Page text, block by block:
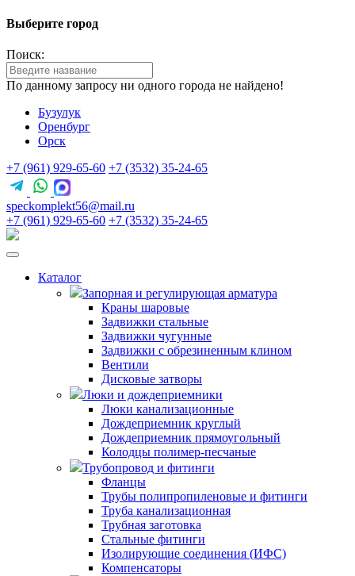
Выберите город
Поиск:
По данному запросу ни одного города не найдено!
Бузулук
Оренбург
Орск
+7 (961) 929-65-60 +7 (3532) 35-24-65
speckomplekt56@mail.ru
+7 (961) 929-65-60 +7 (3532) 35-24-65
Каталог
Запорная и регулирующая арматура
Краны шаровые
Задвижки стальные
Задвижки чугунные
Задвижки с обрезиненным клином
Вентили
Дисковые затворы
Люки и дождеприемники
Люки канализационные
Дождеприемник круглый
Дождеприемник прямоугольный
Колодцы полимер-песчаные
Трубопровод и фитинги
Фланцы
Трубы полипропиленовые и фитинги
Труба канализационная
Трубная заготовка
Стальные фитинги
Изолирующие соединения (ИФС)
Компенсаторы